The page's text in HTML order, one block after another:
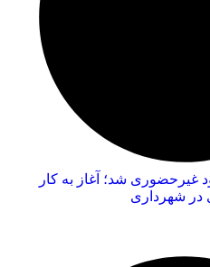
شد؛ آغاز به کار